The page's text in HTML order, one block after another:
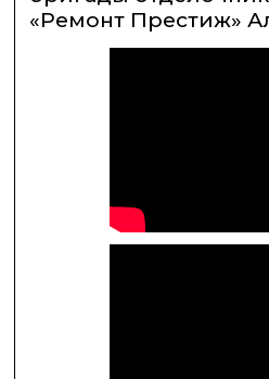
«Ремонт Престиж»